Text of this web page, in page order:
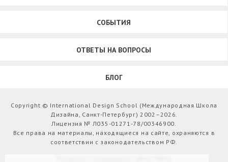
СОБЫТИЯ
ОТВЕТЫ НА ВОПРОСЫ
БЛОГ
Copyright © International Design School (Международная Школа
Дизайна, Санкт-Петербург) 2002–2026.
Лицензия № Л035-01271-78/00346900.
Все права на материалы, находящиеся на сайте, охраняются в
соответствии с законодательством РФ.